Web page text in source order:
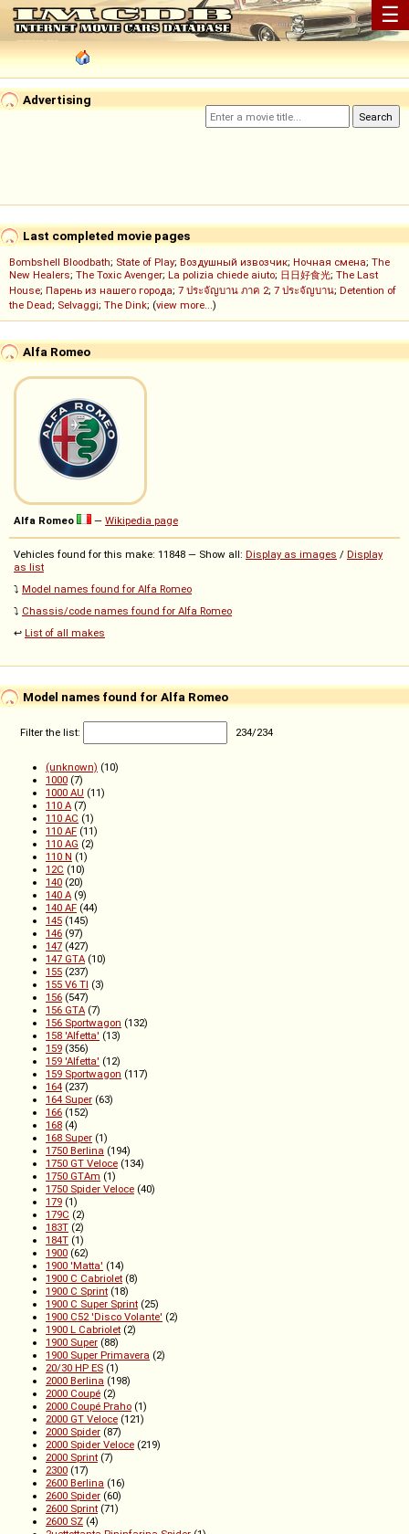
☰
Advertising
Last completed movie pages
Bombshell Bloodbath; State of Play; Воздушный извозчик; Ночная смена; The
New Healers; The Toxic Avenger; La polizia chiede aiuto; 日日好食光; The Last
House; Парень из нашего города; 7 ประจัญบาน ภาค 2; 7 ประจัญบาน; Detention of
the Dead; Selvaggi; The Dink; (view more...)
Alfa Romeo
Alfa Romeo — Wikipedia page
Vehicles found for this make: 11848 — Show all: Display as images / Display
as list
⤵️ Model names found for Alfa Romeo
⤵️ Chassis/code names found for Alfa Romeo
↩️ List of all makes
Model names found for Alfa Romeo
Filter the list: 234/234
(unknown) (10)
1000 (7)
1000 AU (11)
110 A (7)
110 AC (1)
110 AF (11)
110 AG (2)
110 N (1)
12C (10)
140 (20)
140 A (9)
140 AF (44)
145 (145)
146 (97)
147 (427)
147 GTA (10)
155 (237)
155 V6 TI (3)
156 (547)
156 GTA (7)
156 Sportwagon (132)
158 'Alfetta' (13)
159 (356)
159 'Alfetta' (12)
159 Sportwagon (117)
164 (237)
164 Super (63)
166 (152)
168 (4)
168 Super (1)
1750 Berlina (194)
1750 GT Veloce (134)
1750 GTAm (1)
1750 Spider Veloce (40)
179 (1)
179C (2)
183T (2)
184T (1)
1900 (62)
1900 'Matta' (14)
1900 C Cabriolet (8)
1900 C Sprint (18)
1900 C Super Sprint (25)
1900 C52 'Disco Volante' (2)
1900 L Cabriolet (2)
1900 Super (88)
1900 Super Primavera (2)
20/30 HP ES (1)
2000 Berlina (198)
2000 Coupé (2)
2000 Coupé Praho (1)
2000 GT Veloce (121)
2000 Spider (87)
2000 Spider Veloce (219)
2000 Sprint (7)
2300 (17)
2600 Berlina (16)
2600 Spider (60)
2600 Sprint (71)
2600 SZ (4)